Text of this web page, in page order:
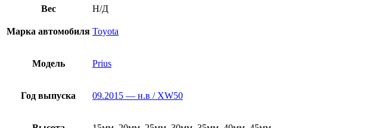
2600
–
3400
Вес Н/Д
Марка автомобиля Toyota
Модель Prius
Год выпуска 09.2015 — н.в / XW50